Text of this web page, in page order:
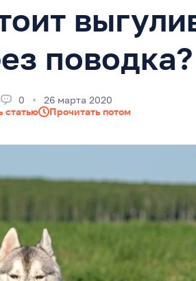
поводка?
0
26 марта 2020
статью
Прочитать потом